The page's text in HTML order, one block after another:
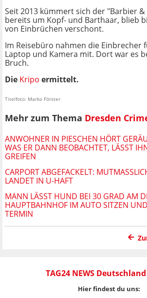
Seit 2013 kümmert sich der "Barbier &
bereits um Kopf- und Barthaar, blieb
von Einbrüchen verschont.
Im Reisebüro nahmen die Einbrecher
Laptop und Kamera mit. Dort war es
Bruch.
Die Kripo ermittelt.
Titelfoto: Marko Förster
Mehr zum Thema Dresden
ANWOHNER IN PIESCHEN HÖRT
WAS ER DANN BEOBACHTET, LÄSST
GREIFEN
CARPORT ABGEFACKELT:
ANDET IN U-HAFT
MANN LÄSST HUND BEI 30 GRAD AM
HAUPTBAHNHOF IM AUTO SITZEN
TERMIN
TAG24 NEWS
Hier findest du uns: